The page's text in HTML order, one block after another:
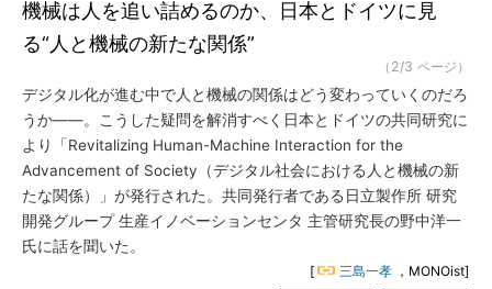
機械は人を追い詰めるのか、日本とドイツに見
る“人と機械の新たな関係”
（2/3 ページ）
デジタル化が進む中で人と機械の関係はどう変わっていくのだろ
うか――。こうした疑問を解消すべく日本とドイツの共同研究に
より「Revitalizing Human-Machine Interaction for the
Advancement of Society（デジタル社会における人と機械の新
たな関係）」が発行された。共同発行者である日立製作所 研究
開発グループ 生産イノベーションセンタ 主管研究長の野中洋一
氏に話を聞いた。
[ 三島一孝 ，MONOist]